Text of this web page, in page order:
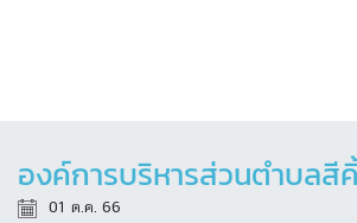
องค์การบริหารส่วนตำบลสี
01 ต.ค. 66